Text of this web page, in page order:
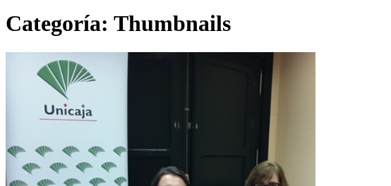
Categoría: Thumbnails